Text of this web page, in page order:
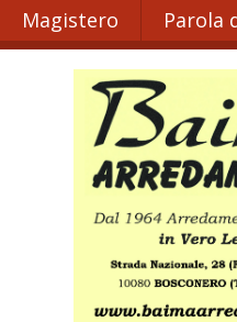
Magistero Parola